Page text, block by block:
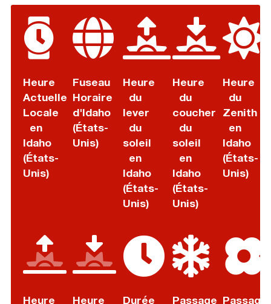
Heure
Actuelle
Locale
en
Idaho
(États-
Unis)
Fuseau
Horaire
d'Idaho
(États-
Unis)
Heure
du
lever
du
soleil
en
Idaho
(États-
Unis)
Heure
du
coucher
du
soleil
en
Idaho
(États-
Unis)
Heure
du
Zenith
en
Idaho
(États-
Unis)
Heure Heure Durée Passage Passage